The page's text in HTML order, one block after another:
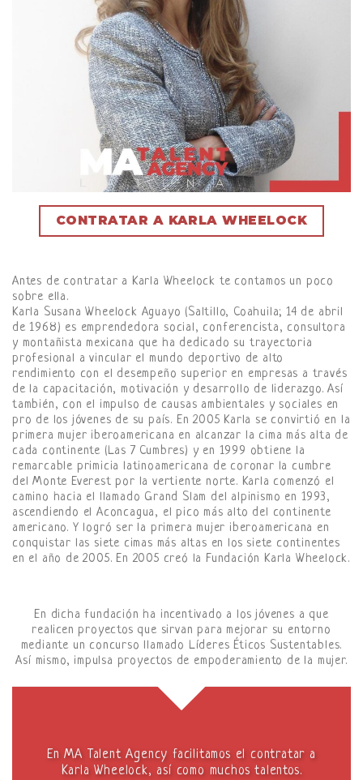
CONTRATAR A KARLA WHEELOCK
Antes de contratar a Karla Wheelock te contamos un poco
sobre ella.
Karla Susana Wheelock Aguayo (Saltillo, Coahuila; 14 de abril
de 1968) es emprendedora social, conferencista, consultora
y montañista mexicana que ha dedicado su trayectoria
profesional a vincular el mundo deportivo de alto
rendimiento con el desempeño superior en empresas a través
de la capacitación, motivación y desarrollo de liderazgo. Así
también, con el impulso de causas ambientales y sociales en
pro de los jóvenes de su país. En 2005 Karla se convirtió en la
primera mujer iberoamericana en alcanzar la cima más alta de
cada continente (Las 7 Cumbres) y en 1999 obtiene la
remarcable primicia latinoamericana de coronar la cumbre
del Monte Everest por la vertiente norte. Karla comenzó el
camino hacia el llamado Grand Slam del alpinismo en 1993,
ascendiendo el Aconcagua, el pico más alto del continente
americano. Y logró ser la primera mujer iberoamericana en
conquistar las siete cimas más altas en los siete continentes
en el año de 2005. En 2005 creó la Fundación Karla Wheelock.
En dicha fundación ha incentivado a los jóvenes a que
realicen proyectos que sirvan para mejorar su entorno
mediante un concurso llamado Líderes Éticos Sustentables.
Así mismo, impulsa proyectos de empoderamiento de la mujer.
En MA Talent Agency facilitamos el contratar a
Karla Wheelock, así como muchos talentos.